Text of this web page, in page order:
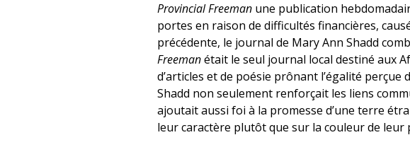
Provincial Freeman une publication
portes en raison de difficultés financières,
précédente, le journal de Mary Ann Shadd
Freemanétait le seul journal local destiné aux
d’articles et de poésie prônant l’égalité
Shadd non seulement renforçait les liens
ajoutait aussi foi à la promesse d’une terre
leur caractère plutôt que sur la couleur de leur